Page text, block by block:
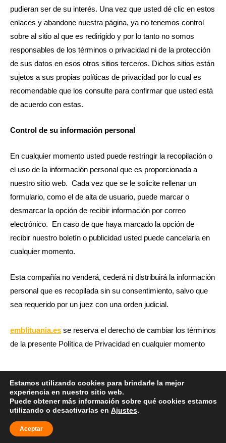
pudieran ser de su interés. Una vez que usted dé clic en estos
enlaces y abandone nuestra página, ya no tenemos control
sobre al sitio al que es redirigido y por lo tanto no somos
responsables de los términos o privacidad ni de la protección
de sus datos en esos otros sitios terceros. Dichos sitios están
sujetos a sus propias políticas de privacidad por lo cual es
recomendable que los consulte para confirmar que usted está
de acuerdo con estas.
Control de su información personal
En cualquier momento usted puede restringir la recopilación o
el uso de la información personal que es proporcionada a
nuestro sitio web. Cada vez que se le solicite rellenar un
formulario, como el de alta de usuario, puede marcar o
desmarcar la opción de recibir información por correo
electrónico. En caso de que haya marcado la opción de
recibir nuestro boletín o publicidad usted puede cancelarla en
cualquier momento.
Esta compañía no venderá, cederá ni distribuirá la información
personal que es recopilada sin su consentimiento, salvo que
sea requerido por un juez con una orden judicial.
emblituania.es se reserva el derecho de cambiar los términos
de la presente Política de Privacidad en cualquier momento
F
a
c
e
T
w
i
t
I
n
s
t
Estamos utilizando cookies para brindarle la mejor
experiencia en nuestro sitio web.
Puede obtener más información sobre qué cookies estamos
utilizando o desactivarlas en Ajustes.
Aceptar